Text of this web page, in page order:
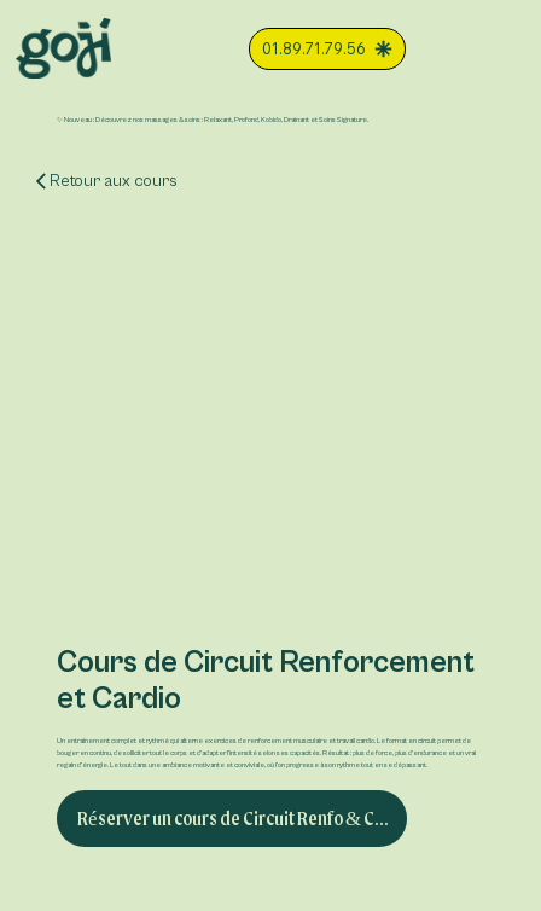
✨ Nouveau : Découvrez nos massages & soins : Relaxant, Profond, Kobido, Drainant et Soins Signature.
01.89.71.79.56
Retour aux cours
Cours de Circuit Renforcement
et Cardio
Un entraînement complet et rythmé qui alterne exercices de renforcement musculaire et travail cardio. Le format en circuit permet de
bouger en continu, de solliciter tout le corps et d’adapter l’intensité selon ses capacités. Résultat : plus de force, plus d’endurance et un vrai
regain d’énergie. Le tout dans une ambiance motivante et conviviale, où l’on progresse à son rythme tout en se dépassant.
Réserver un cours de Circuit Renfo & Cardio